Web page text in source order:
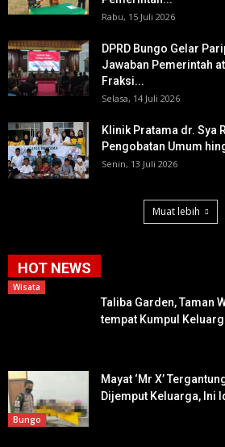
Rabu, 15 Juli 2026
DPRD Bungo Gelar
Jawaban Pemerintah
Fraksi...
Selasa, 14 Juli 2026
Klinik Pratama dr. Sya
Pengobatan Umum
Senin, 13 Juli 2026
Muat lebih
HOT NEWS
Wisata
Taliba Garden, Taman
tempat Kumpul
Bungo
Mayat ‘Mr X’
Dijemput Keluarga, Ini